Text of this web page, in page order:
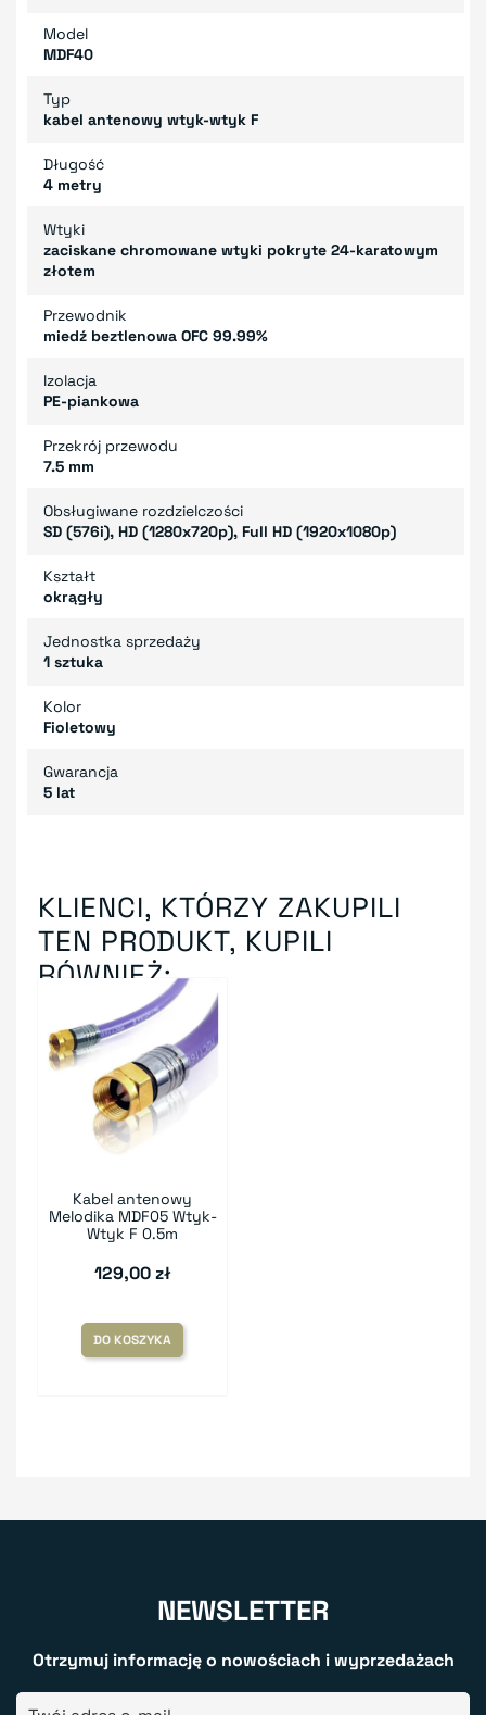
Model
MDF40
Typ
kabel antenowy wtyk-wtyk F
Długość
4 metry
Wtyki
zaciskane chromowane wtyki pokryte 24-karatowym
złotem
Przewodnik
miedź beztlenowa OFC 99.99%
Izolacja
PE-piankowa
Przekrój przewodu
7.5 mm
Obsługiwane rozdzielczości
SD (576i), HD (1280x720p), Full HD (1920x1080p)
Kształt
okrągły
Jednostka sprzedaży
1 sztuka
Kolor
Fioletowy
Gwarancja
5 lat
KLIENCI, KTÓRZY ZAKUPILI
TEN PRODUKT, KUPILI
RÓWNIEŻ:
Kabel antenowy
Melodika MDF05 Wtyk-
Wtyk F 0.5m
129,00 zł
DO KOSZYKA
NEWSLETTER
Otrzymuj informację o nowościach i wyprzedażach